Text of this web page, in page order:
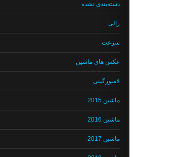
دسته‌بندی نشده
رالی
سرعت
عکس های ماشین
لامبورگینی
ماشین 2015
ماشین 2016
ماشین 2017